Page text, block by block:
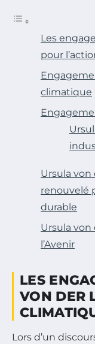
Les
pour
climatique
Ursula
renouvelé
durable
Ursula
l’Avenir
LES
VON DER
Lors d’un